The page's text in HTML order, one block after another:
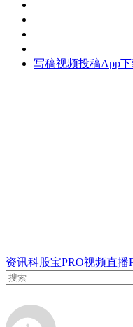
写稿视频投稿App
资讯科股宝PRO视频直播